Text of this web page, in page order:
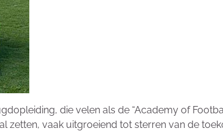
die velen als de “Academy of
vaak uitgroeiend tot sterren van de